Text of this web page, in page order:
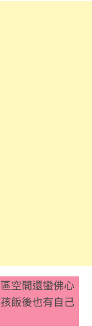
空間還蠻佛心
飯後也有自己